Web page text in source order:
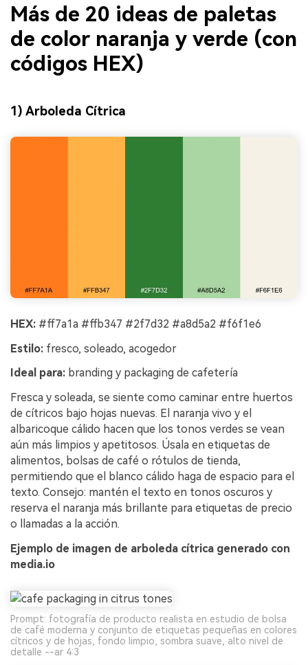
Más de 20 ideas de paletas
de color naranja y verde (con
códigos HEX)
1) Arboleda Cítrica
HEX: #ff7a1a #ffb347 #2f7d32 #a8d5a2 #f6f1e6
Estilo: fresco, soleado, acogedor
Ideal para: branding y packaging de cafetería
Fresca y soleada, se siente como caminar entre huertos
de cítricos bajo hojas nuevas. El naranja vivo y el
albaricoque cálido hacen que los tonos verdes se vean
aún más limpios y apetitosos. Úsala en etiquetas de
alimentos, bolsas de café o rótulos de tienda,
permitiendo que el blanco cálido haga de espacio para el
texto. Consejo: mantén el texto en tonos oscuros y
reserva el naranja más brillante para etiquetas de precio
o llamadas a la acción.
Ejemplo de imagen de arboleda cítrica generado con
media.io
Prompt: fotografía de producto realista en estudio de bolsa
de café moderna y conjunto de etiquetas pequeñas en colores
cítricos y de hojas, fondo limpio, sombra suave, alto nivel de
detalle --ar 4:3